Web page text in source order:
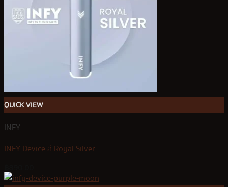
QUICK VIEW
INFY
INFY Device สี Royal Silver